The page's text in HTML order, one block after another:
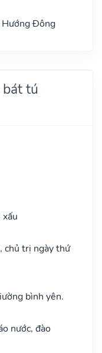
Hướng Đông
tú
chủ trị ngày thứ
bình yên.
nước, đào